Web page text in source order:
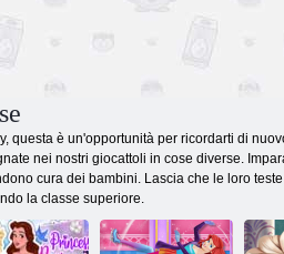
questa è un'opportunità per ricordarti di
nei nostri giocattoli in cose diverse.
cura dei bambini. Lascia che le loro
la classe superiore.